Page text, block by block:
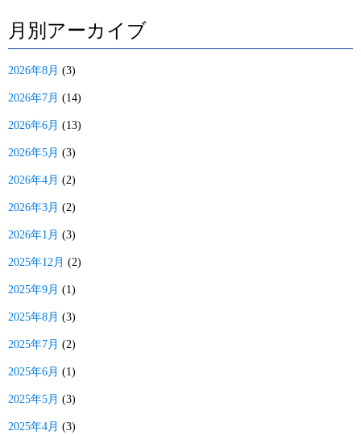
月別アーカイブ
2026年8月 (3)
2026年7月 (14)
2026年6月 (13)
2026年5月 (3)
2026年4月 (2)
2026年3月 (2)
2026年1月 (3)
2025年12月 (2)
2025年9月 (1)
2025年8月 (3)
2025年7月 (2)
2025年6月 (1)
2025年5月 (3)
2025年4月 (3)